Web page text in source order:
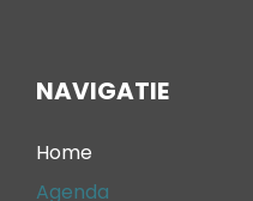
NAVIGATIE
Home
Agenda